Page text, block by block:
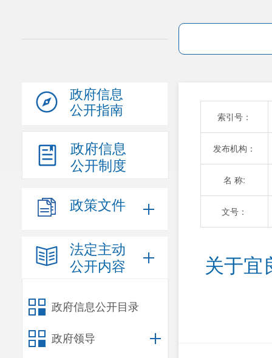
政府信息
公开指南
政府信息
公开制度
政策文件
法定主动
公开内容
政府信息公开目录
政府领导
索引号：
发布机构：
名 称:
文号：
关于宜